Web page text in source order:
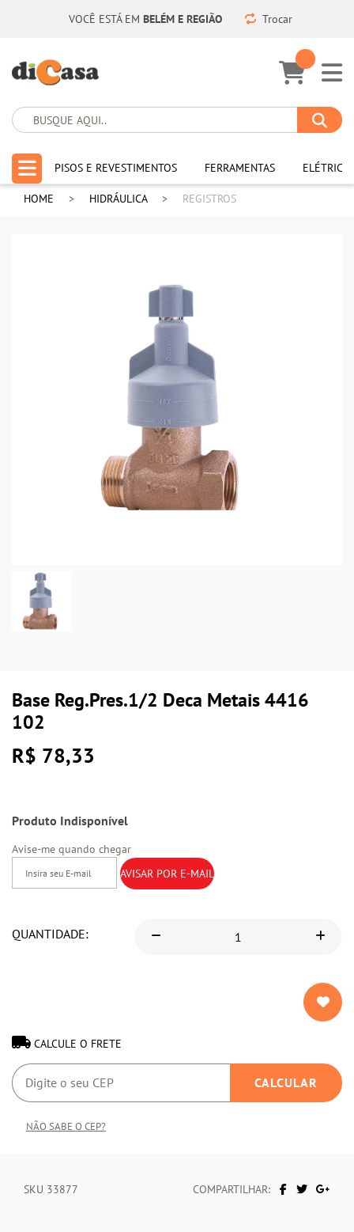
VOCÊ ESTÁ EM BELÉM E REGIÃO Trocar
PISOS E REVESTIMENTOS FERRAMENTAS ELÉTRICA
HOME HIDRÁULICA REGISTROS
Base Reg.Pres.1/2 Deca Metais 4416
102
R$ 78,33
Produto Indisponível
Avise-me quando chegar
QUANTIDADE:
CALCULE O FRETE
NÃO SABE O CEP?
SKU 33877 COMPARTILHAR: